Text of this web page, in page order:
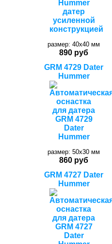
размер: 40x40 мм
890 руб
GRM 4729 Dater
Hummer
размер: 50х30 мм
860 руб
GRM 4727 Dater
Hummer